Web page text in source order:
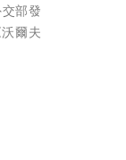
部發
爾夫